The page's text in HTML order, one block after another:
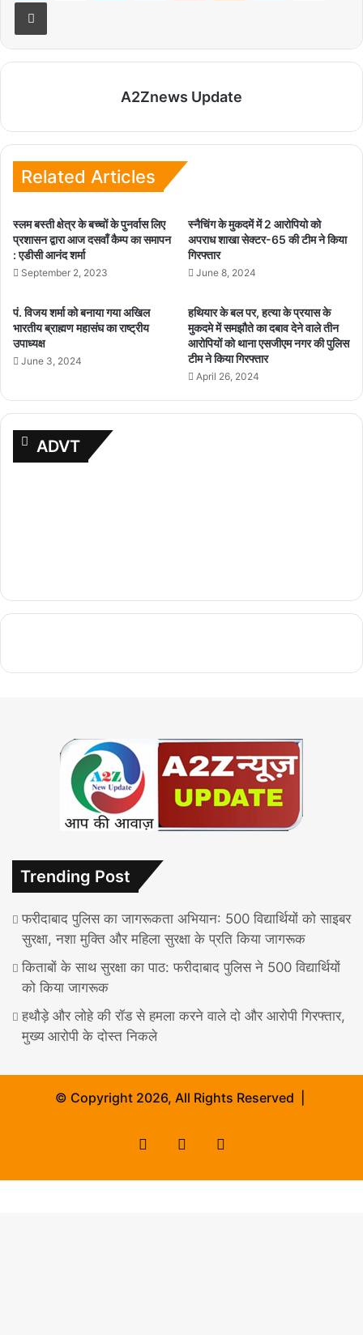
A2Znews Update
Related Articles
स्लम बस्ती क्षेत्र के बच्चों के पुनर्वास लिए
प्रशासन द्वारा आज दसवाँ कैम्प का समापन
: एडीसी आनंद शर्मा
September 2, 2023
स्नैचिंग के मुकदमें में 2 आरोपियो को
अपराध शाखा सेक्टर-65 की टीम ने किया
गिरफ्तार
June 8, 2024
पं. विजय शर्मा को बनाया गया अखिल
भारतीय ब्राह्मण महासंघ का राष्ट्रीय
उपाध्यक्ष
June 3, 2024
हथियार के बल पर, हत्या के प्रयास के
मुकदमे में समझौते का दबाव देने वाले तीन
आरोपियों को थाना एसजीएम नगर की पुलिस
टीम ने किया गिरफ्तार
April 26, 2024
ADVT
Trending Post
फरीदाबाद पुलिस का जागरूकता अभियान: 500 विद्यार्थियों को साइबर
सुरक्षा, नशा मुक्ति और महिला सुरक्षा के प्रति किया जागरूक
किताबों के साथ सुरक्षा का पाठ: फरीदाबाद पुलिस ने 500 विद्यार्थियों
को किया जागरूक
हथौड़े और लोहे की रॉड से हमला करने वाले दो और आरोपी गिरफ्तार,
मुख्य आरोपी के दोस्त निकले
© Copyright 2026, All Rights Reserved |
Facebook